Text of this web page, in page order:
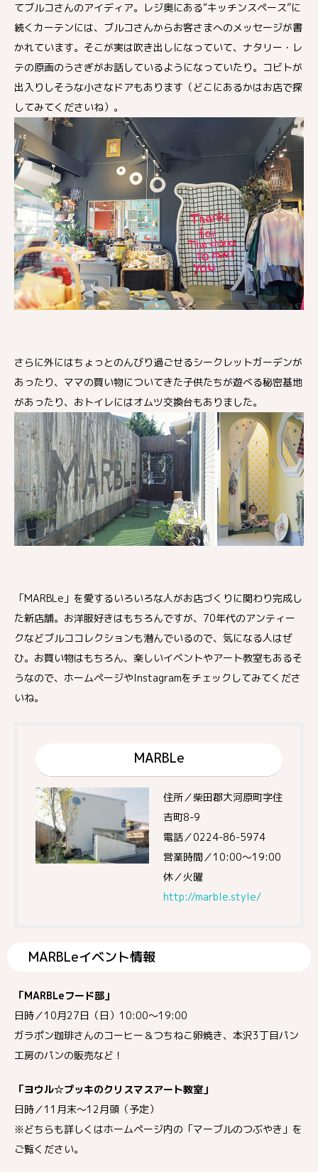
てブルコさんのアイディア。レジ奥にある“キッチンスペース”に
続くカーテンには、ブルコさんからお客さまへのメッセージが書
かれています。そこが実は吹き出しになっていて、ナタリー・レ
テの原画のうさぎがお話しているようになっていたり。コビトが
出入りしそうな小さなドアもあります（どこにあるかはお店で探
してみてくださいね）。
さらに外にはちょっとのんびり過ごせるシークレットガーデンが
あったり、ママの買い物についてきた子供たちが遊べる秘密基地
があったり、おトイレにはオムツ交換台もありました。
「MARBLe」を愛するいろいろな人がお店づくりに関わり完成し
た新店舗。お洋服好きはもちろんですが、70年代のアンティー
クなどブルココレクションも潜んでいるので、気になる人はぜ
ひ。お買い物はもちろん、楽しいイベントやアート教室もあるそ
うなので、ホームページやInstagramをチェックしてみてくださ
いね。
MARBLe
住所／柴田郡大河原町字住
吉町8-9
電話／0224-86-5974
営業時間／10:00～19:00
休／火曜
http://marble.style/
MARBLeイベント情報
「MARBLeフード部」
日時／10月27日（日）10:00～19:00
ガラポン珈琲さんのコーヒー＆つちねこ卵焼き、本沢3丁目パン
工房のパンの販売など！
「ヨウル☆プッキのクリスマスアート教室」
日時／11月末～12月頭（予定）
※どちらも詳しくはホームページ内の「マーブルのつぶやき」を
ご覧ください。